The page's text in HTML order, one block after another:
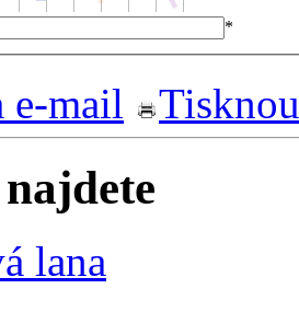
*
e-mail
lana